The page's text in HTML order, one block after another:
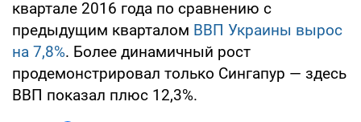
квартале 2016 года по сравнению с
предыдущим кварталом ВВП Украины вырос
на 7,8%. Более динамичный рост
продемонстрировал только Сингапур — здесь
ВВП показал плюс 12,3%.